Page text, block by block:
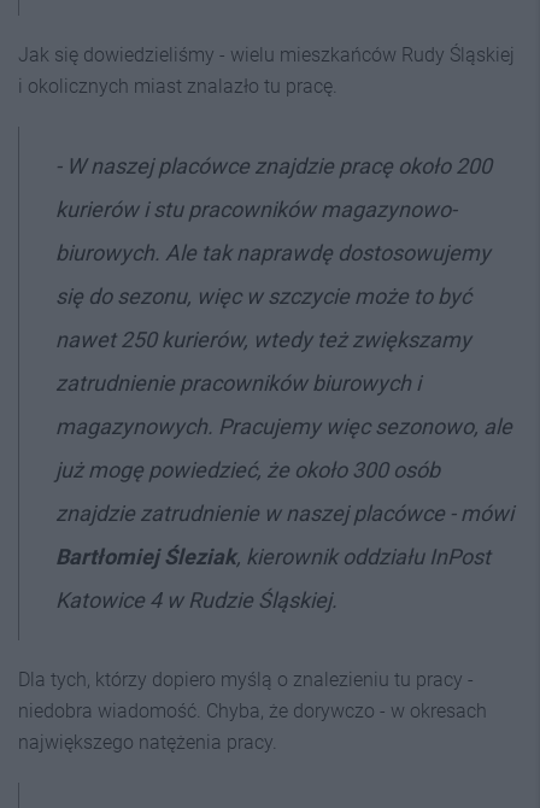
Jak się dowiedzieliśmy - wielu mieszkańców Rudy Śląskiej
i okolicznych miast znalazło tu pracę.
- W naszej placówce znajdzie pracę około 200
kurierów i stu pracowników magazynowo-
biurowych. Ale tak naprawdę dostosowujemy
się do sezonu, więc w szczycie może to być
nawet 250 kurierów, wtedy też zwiększamy
zatrudnienie pracowników biurowych i
magazynowych. Pracujemy więc sezonowo, ale
już mogę powiedzieć, że około 300 osób
znajdzie zatrudnienie w naszej placówce - mówi
Bartłomiej Śleziak, kierownik oddziału InPost
Katowice 4 w Rudzie Śląskiej.
Dla tych, którzy dopiero myślą o znalezieniu tu pracy -
niedobra wiadomość. Chyba, że dorywczo - w okresach
największego natężenia pracy.